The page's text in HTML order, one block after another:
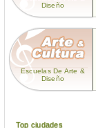
Diseño
Escuelas De Arte &
Diseño
Top ciudades